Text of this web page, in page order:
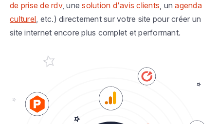
de prise de rdv, unesolution d'avis clients, unagenda
culturel, etc.) directement sur votre site pour créer un
site internet encore plus complet et performant.